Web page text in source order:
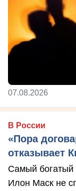
07.08.2026
В России
«Пора
отказывает
Самый богатый
Илон Маск не